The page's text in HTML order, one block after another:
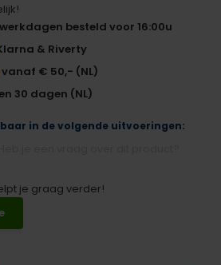
besteld voor 16:00u
& Riverty
vanaf € 50,- (NL)
30 dagen (NL)
in de volgende uitvoeringen:
je graag verder!